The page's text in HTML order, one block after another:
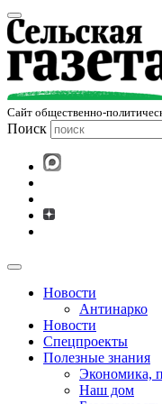
Cайт общественно-
Поиск
Новости
Антинарко
Новости
Спецпроекты
Полезные знания
Экономика,
Наш дом